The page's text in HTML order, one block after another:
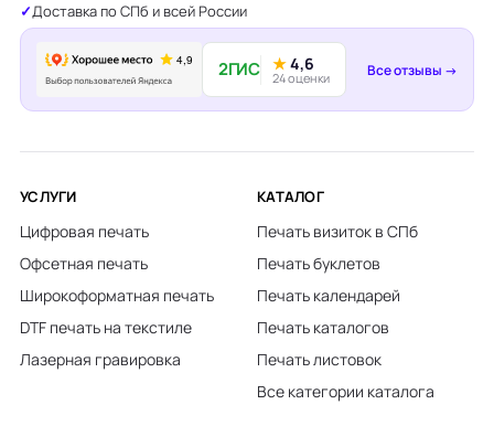
Доставка по СПб и всей России
2ГИС ★4,6
24 оценки Все отзывы →
УСЛУГИ
Цифровая печать
Офсетная печать
Широкоформатная печать
DTF печать на текстиле
Лазерная гравировка
КАТАЛОГ
Печать визиток в СПб
Печать буклетов
Печать календарей
Печать каталогов
Печать листовок
Все категории каталога